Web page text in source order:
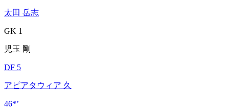
太田 岳志
GK 1
児玉 剛
DF 5
アピアタウィア 久
46*’